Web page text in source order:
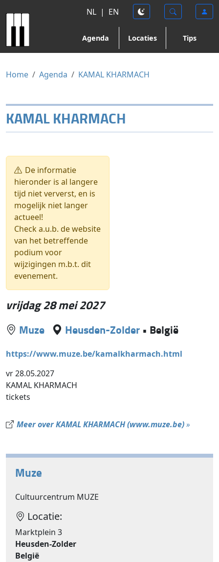
NL | EN
Agenda Locaties Tips
Home Agenda KAMAL KHARMACH
KAMAL KHARMACH
De informatie
hieronder is al langere
tijd niet ververst, en is
mogelijk niet langer
actueel!
Check a.u.b. de website
van het betreffende
podium voor
wijzigingen m.b.t. dit
evenement.
vrijdag 28 mei 2027
Muze Heusden-Zolder • België
https://www.muze.be/kamalkharmach.html
vr 28.05.2027
KAMAL KHARMACH
tickets
Meer over KAMAL KHARMACH (www.muze.be)»
Muze
Cultuurcentrum MUZE
Locatie:
Marktplein 3
Heusden-Zolder
België